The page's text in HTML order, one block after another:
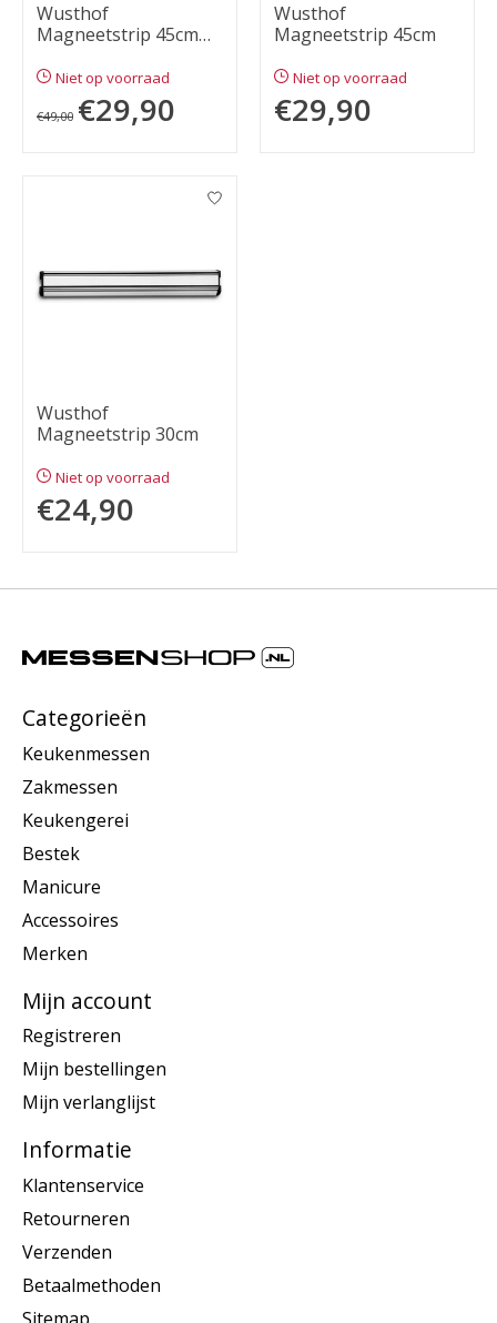
Wusthof
Magneetstrip 45cm
Niet op voorraad
€49,00 €29,90
Wusthof
Magneetstrip 45cm
Niet op voorraad
€29,90
Wusthof
Magneetstrip 30cm
Niet op voorraad
€24,90
Categorieën
Keukenmessen
Zakmessen
Keukengerei
Bestek
Manicure
Accessoires
Merken
Mijn account
Registreren
Mijn bestellingen
Mijn verlanglijst
Informatie
Klantenservice
Retourneren
Verzenden
Betaalmethoden